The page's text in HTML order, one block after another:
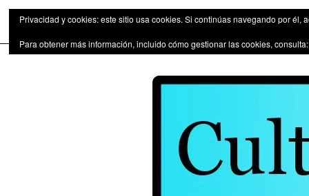
Las series de televisión como
Privacidad y cookies: este sitio usa cookies. Si continúas navegando por él,
Para obtener más información, incluido cómo gestionar las cookies, consulta: